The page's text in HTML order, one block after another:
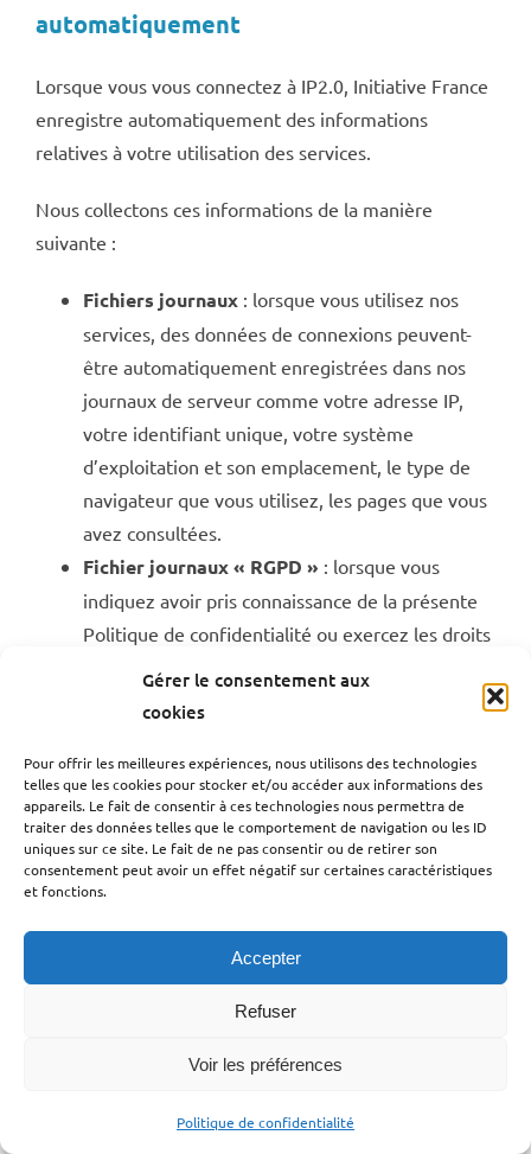
Gérer le consentement aux
cookies
Pour offrir les meilleures expériences, nous utilisons des technologies
telles que les cookies pour stocker et/ou accéder aux informations des
appareils. Le fait de consentir à ces technologies nous permettra de
traiter des données telles que le comportement de navigation ou les ID
uniques sur ce site. Le fait de ne pas consentir ou de retirer son
consentement peut avoir un effet négatif sur certaines caractéristiques
et fonctions.
Accepter
Refuser
Voir les préférences
Politique de confidentialité
automatiquement
Lorsque vous vous connectez à IP2.0, Initiative France
enregistre automatiquement des informations
relatives à votre utilisation des services.
Nous collectons ces informations de la manière
suivante :
Fichiers journaux: lorsque vous utilisez nos
services, des données de connexions peuvent-
être automatiquement enregistrées dans nos
journaux de serveur comme votre adresse IP,
votre identifiant unique, votre système
d’exploitation et son emplacement, le type de
navigateur que vous utilisez, les pages que vous
avez consultées.
Fichier journaux « RGPD » : lorsque vous
indiquez avoir pris connaissance de la présente
Politique de confidentialité ou exercez les droits
dont vous disposez en application des articles 15
à 22 du RGPD, des données peuvent être
probatoires pour permettre à Initiative France et
aux Plateformes de justifier de
l’accomplissement de leurs obligations
6 – Destinataire des données
Seules les personnes physiques habilitées et
mentionnées ci-dessous pourront avoir accès aux